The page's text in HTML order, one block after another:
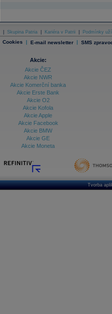
Skupina Patria Kariéra v Patrii Podmínky
Cookies | E-mail newsletter | SMS
Akcie:
Akcie ČEZ
Akcie NWR
Akcie Komerční banka
Akcie Erste Bank
Akcie O2
Akcie Kofola
Akcie Apple
Akcie Facebook
Akcie BMW
Akcie GE
Akcie Moneta
Tvorba